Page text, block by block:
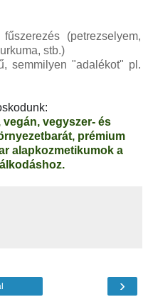
(petrezselyem,
stb.)
semmilyen "adalékot" pl.
vegán, vegyszer- és
prémium
alapkozmetikumok a
›